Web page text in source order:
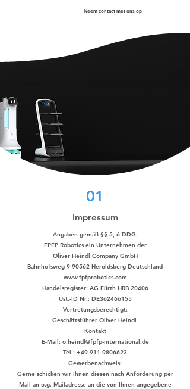
Neem contact met ons op
01
Impressum
Angaben gemäß §§ 5, 6 DDG:
FPFP Robotics ein Unternehmen der
Oliver Heindl Company GmbH
Bahnhofsweg 9 90562 Heroldsberg Deutschland
www.fpfprobotics.com
Handelsregister: AG Fürth HRB 20406
Ust.-ID Nr.: DE362466155
Vertretungsberechtigt:
Geschäftsführer Oliver Heindl
Kontakt
E-Mail: o.heindl@fpfp-international.de
Tel.: +49 911 9806623
Gewerbenachweis:
Gerne schicken wir Ihnen diesen nach Anforderung per
Mail an o.g. Mailadresse an die von Ihnen angegebene